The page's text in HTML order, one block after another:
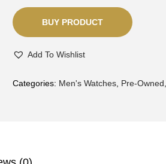
BUY PRODUCT
Add To Wishlist
Categories: Men's Watches Pre-Owned